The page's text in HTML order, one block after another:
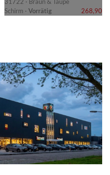
Schirm · Vorrätig 268,90